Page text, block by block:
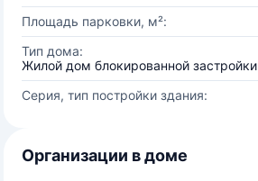
Площадь парковки, м²:
Тип дома:
Жилой дом блокированной застройки
Серия, тип постройки здания:
Организации в доме